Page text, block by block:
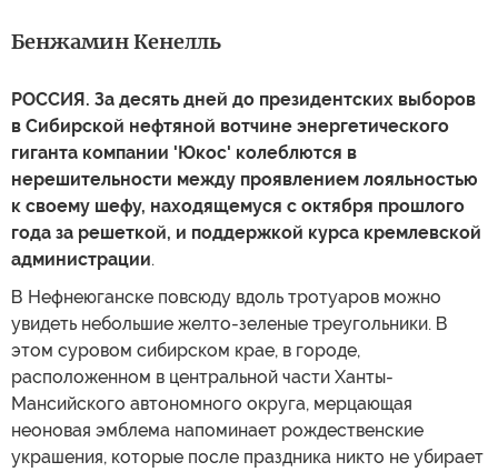
Бенжамин Кенелль
РОССИЯ. За десять дней до президентских выборов
в Сибирской нефтяной вотчине энергетического
гиганта компании 'Юкос' колеблются в
нерешительности между проявлением лояльностью
к своему шефу, находящемуся с октября прошлого
года за решеткой, и поддержкой курса кремлевской
администрации.
В Нефнеюганске повсюду вдоль тротуаров можно
увидеть небольшие желто-зеленые треугольники. В
этом суровом сибирском крае, в городе,
расположенном в центральной части Ханты-
Мансийского автономного округа, мерцающая
неоновая эмблема напоминает рождественские
украшения, которые после праздника никто не убирает